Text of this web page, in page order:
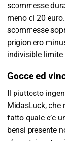
scommesse
meno di 20
scommesse
prigioniero
indivisible limite
Gocce ed
Il piuttosto
MidasLuck, che
fatto quale c’e
bensi presente